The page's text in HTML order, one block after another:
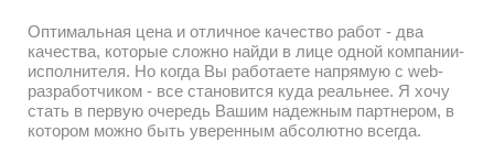
Оптимальная цена и отличное качество работ - два
качества, которые сложно найди в лице одной компании-
исполнителя. Но когда Вы работаете напрямую с web-
разработчиком - все становится куда реальнее. Я хочу
стать в первую очередь Вашим надежным партнером, в
котором можно быть уверенным абсолютно всегда.